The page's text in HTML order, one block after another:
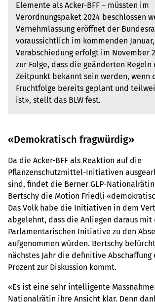
Elemente als Acker-BFF – müssten im
Verordnungspaket 2024 beschlossen
Vernehmlassung eröffnet der
voraussichtlich im kommenden
Verabschiedung erfolgt im November
zur Folge, dass die geänderten Regeln
Zeitpunkt bekannt sein werden, wenn
Fruchtfolge bereits geplant und
ist», stellt das BLW fest.
«Demokratisch fragwürdig»
Da die Acker-BFF als Reaktion auf die
Pflanzenschutzmittel-Initiativen
sind, findet die Berner GLP-
Bertschy die Motion Friedli
Das Volk habe die Initiativen in dem
abgelehnt, dass die Anliegen daraus mit
Parlamentarischen Initiative zu den
aufgenommen würden. Bertschy
nächstes Jahr die definitive Abschaffung
Prozent zur Diskussion kommt.
«Es ist eine sehr intelligente
Nationalrätin ihre Ansicht klar. Denn